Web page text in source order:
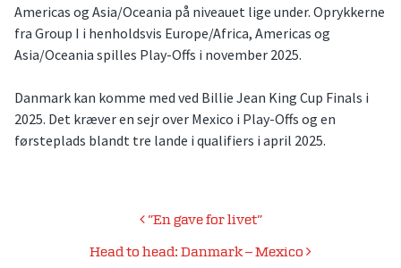
Americas og Asia/Oceania på niveauet lige under. Oprykkerne
fra Group I i henholdsvis Europe/Africa, Americas og
Asia/Oceania spilles Play-Offs i november 2025.
Danmark kan komme med ved Billie Jean King Cup Finals i
2025. Det kræver en sejr over Mexico i Play-Offs og en
førsteplads blandt tre lande i qualifiers i april 2025.
Indlægsnavigation”En gave for livet”
Head to head: Danmark – Mexico